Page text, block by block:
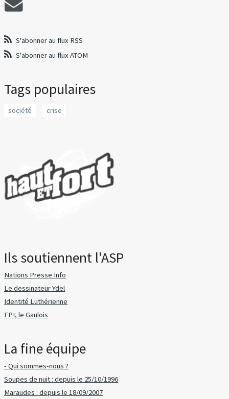
S'abonner au flux RSS
S'abonner au flux ATOM
Tags populaires
société crise
Ils soutiennent l'ASP
Nations Presse Info
Le dessinateur Ydel
Identité Luthérienne
FPI, le Gaulois
La fine équipe
- Qui sommes-nous ?
Soupes de nuit : depuis le 25/10/1996
Maraudes : depuis le 18/09/2007